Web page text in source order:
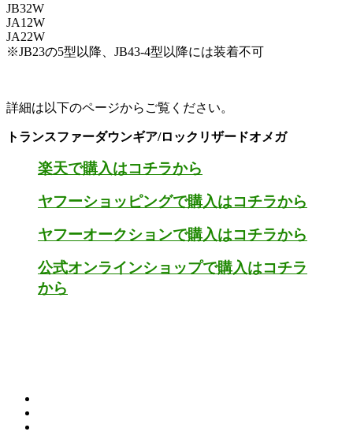
JB32W
JA12W
JA22W
※JB23の5型以降、JB43-4型以降には装着不可
詳細は以下のページからご覧ください。
トランスファーダウンギア/ロックリザードオメガ
楽天で購入はコチラから
ヤフーショッピングで購入はコチラから
ヤフーオークションで購入はコチラから
公式オンラインショップで購入はコチラ
から